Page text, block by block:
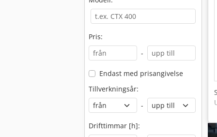
Pris:
-
Endast med prisangivelse
Tillverkningsår:
-
Drifttimmar [h]: